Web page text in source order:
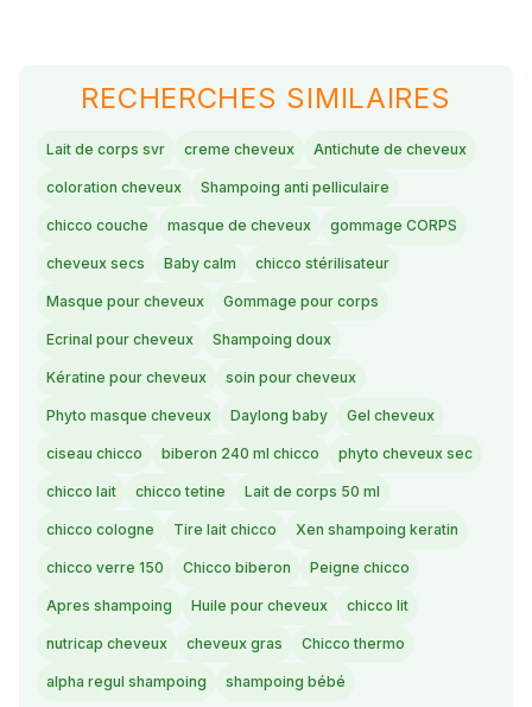
RECHERCHES SIMILAIRES
Lait de corps svr creme cheveux Antichute de cheveux
coloration cheveux Shampoing anti pelliculaire
chicco couche masque de cheveux gommage CORPS
cheveux secs Baby calm chicco stérilisateur
Masque pour cheveux Gommage pour corps
Ecrinal pour cheveux Shampoing doux
Kératine pour cheveux soin pour cheveux
Phyto masque cheveux Daylong baby Gel cheveux
ciseau chicco biberon 240 ml chicco phyto cheveux sec
chicco lait chicco tetine Lait de corps 50 ml
chicco cologne Tire lait chicco Xen shampoing keratin
chicco verre 150 Chicco biberon Peigne chicco
Apres shampoing Huile pour cheveux chicco lit
nutricap cheveux cheveux gras Chicco thermo
alpha regul shampoing shampoing bébé